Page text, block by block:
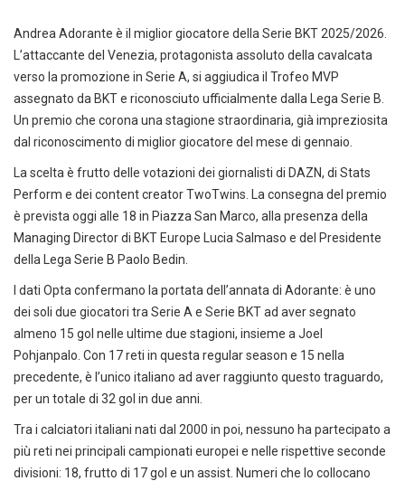
Andrea Adorante è il miglior giocatore della Serie BKT 2025/2026.
L’attaccante del Venezia, protagonista assoluto della cavalcata
verso la promozione in Serie A, si aggiudica il Trofeo MVP
assegnato da BKT e riconosciuto ufficialmente dalla Lega Serie B.
Un premio che corona una stagione straordinaria, già impreziosita
dal riconoscimento di miglior giocatore del mese di gennaio.
La scelta è frutto delle votazioni dei giornalisti di DAZN, di Stats
Perform e dei content creator TwoTwins. La consegna del premio
è prevista oggi alle 18 in Piazza San Marco, alla presenza della
Managing Director di BKT Europe Lucia Salmaso e del Presidente
della Lega Serie B Paolo Bedin.
I dati Opta confermano la portata dell’annata di Adorante: è uno
dei soli due giocatori tra Serie A e Serie BKT ad aver segnato
almeno 15 gol nelle ultime due stagioni, insieme a Joel
Pohjanpalo. Con 17 reti in questa regular season e 15 nella
precedente, è l’unico italiano ad aver raggiunto questo traguardo,
per un totale di 32 gol in due anni.
Tra i calciatori italiani nati dal 2000 in poi, nessuno ha partecipato a
più reti nei principali campionati europei e nelle rispettive seconde
divisioni: 18, frutto di 17 gol e un assist. Numeri che lo collocano